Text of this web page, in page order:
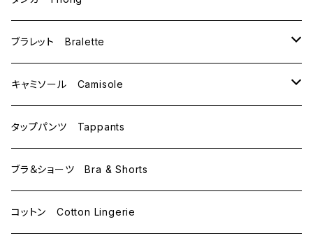
C65
C70
C75
D65
D70
L
M
ブラレット Bralette
M
L
キャミソール Camisole
M
L
タップパンツ Tappants
ブラ＆ショーツ Bra & Shorts
コットン Cotton Lingerie